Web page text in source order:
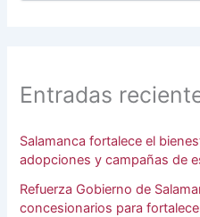
Entradas
Salamanca fortalece el
adopciones y campañas de
Refuerza Gobierno de
concesionarios para